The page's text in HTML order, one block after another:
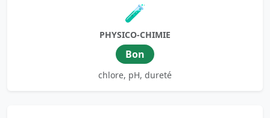
🧪
PHYSICO-CHIMIE
Bon
chlore, pH, dureté